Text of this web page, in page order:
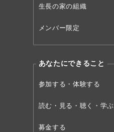
生長の家の組織
メンバー限定
あなたにできること
参加する・体験する
読む・見る・聴く・学ぶ
募金する